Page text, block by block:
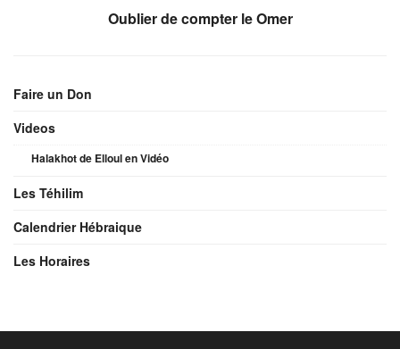
Oublier de compter le Omer
Faire un Don
Videos
Halakhot de Elloul en Vidéo
Les Téhilim
Calendrier Hébraique
Les Horaires